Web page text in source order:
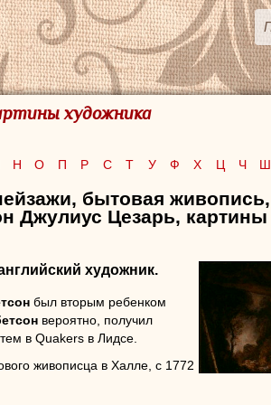
художника
Н О П Р С Т У Ф Х Ц Ч Ш
бытовая живопись,
Джулиус Цезарь, картины
художник.
был вторым ребенком
вероятно, получил
в Quakers в Лидсе.
живописца в Халле, с 1772
изображений для Кларка